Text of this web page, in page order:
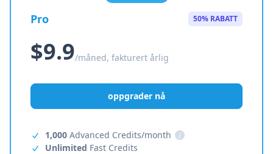
Pro 50% RABATT
$9.9/måned, fakturert årlig
oppgrader nå
1,000 Advanced Credits/month
i
Unlimited Fast Credits